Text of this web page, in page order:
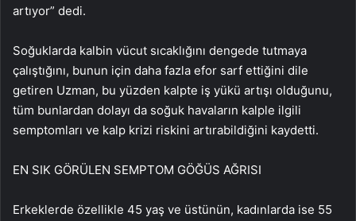
artıyor” dedi.
Soğuklarda kalbin vücut sıcaklığını dengede tutmaya
çalıştığını, bunun için daha fazla efor sarf ettiğini dile
getiren Uzman, bu yüzden kalpte iş yükü artışı olduğunu,
tüm bunlardan dolayı da soğuk havaların kalple ilgili
semptomları ve kalp krizi riskini artırabildiğini kaydetti.
EN SIK GÖRÜLEN SEMPTOM GÖĞÜS AĞRISI
Erkeklerde özellikle 45 yaş ve üstünün, kadınlarda ise 55